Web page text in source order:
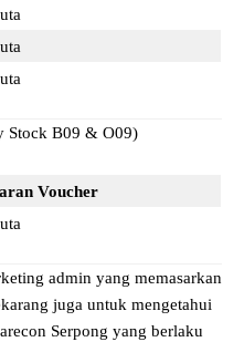
Stock B09 & O09)
Voucher
admin yang memasarkan
juga untuk mengetahui
Serpong yang berlaku